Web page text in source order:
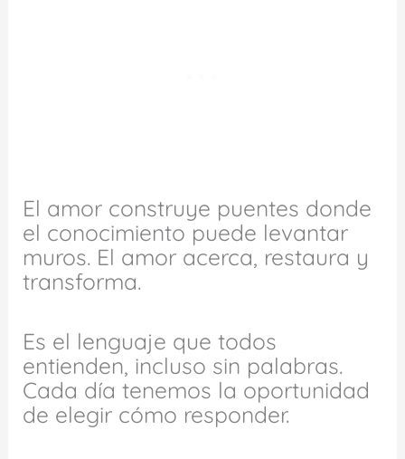
El amor construye puentes donde
el conocimiento puede levantar
muros. El amor acerca, restaura y
transforma.
Es el lenguaje que todos
entienden, incluso sin palabras.
Cada día tenemos la oportunidad
de elegir cómo responder.